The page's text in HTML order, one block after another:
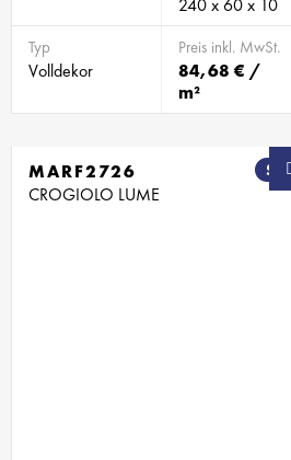
240 x 60 x 10
Typ
Volldekor
Preis inkl. MwSt.
84,68 € /
m²
SB
MARF2726
CROGIOLO LUME